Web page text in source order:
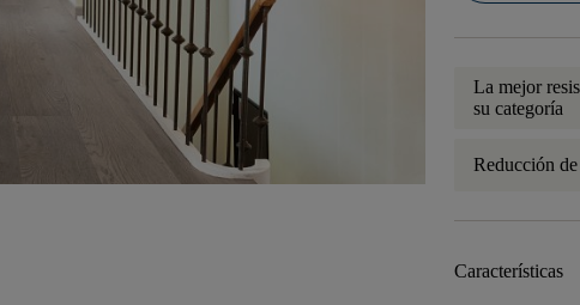
La mejor
su categoría
Reducción
Características